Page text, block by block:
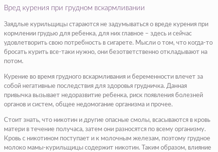
Вред курения при грудном вскармливании
Заядлые курильщицы стараются не задумываться о вреде курения при
кормлении грудью для ребенка, для них главное – здесь и сейчас
удовлетворить свою потребность в сигарете. Мысли о том, что когда-то
бросать курить все-таки нужно, они безответственно откладывают на
потом.
Курение во время грудного вскармливания и беременности влечет за
собой негативные последствия для здоровья грудничка. Данная
привычка вызывает недоразвитие ребенка, риск появления болезней
органов и систем, общее недомогание организма и прочее.
Стоит знать, что никотин и другие опасные смолы, всасываются в кровь
матери в течение получаса, затем они разносятся по всему организму.
Кровь с никотином поступает и к молочным железам, поэтому грудное
молоко мамы-курильщицы содержит никотин. Таким образом, влияние